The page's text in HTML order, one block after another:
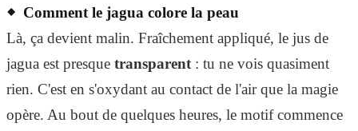
Comment le jagua colore la peau
Là, ça devient malin. Fraîchement appliqué, le jus de
jagua est presque transparent: tu ne vois quasiment
rien. C'est en s'oxydant au contact de l'air que la magie
opère. Au bout de quelques heures, le motif commence